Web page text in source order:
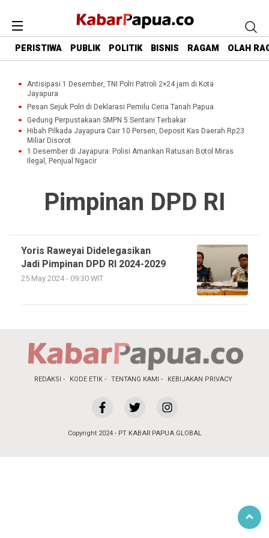
PERISTIWA PUBLIK POLITIK BISNIS RAGAM OLAH
Antisipasi 1 Desember, TNI Polri Patroli 2×24 jam di Kota
Jayapura
Pesan Sejuk Polri di Deklarasi Pemilu Ceria Tanah Papua
Gedung Perpustakaan SMPN 5 Sentani Terbakar
Hibah Pilkada Jayapura Cair 10 Persen, Deposit Kas Daerah Rp23
Miliar Disorot
1 Desember di Jayapura: Polisi Amankan Ratusan Botol Miras
Ilegal, Penjual Ngacir
Pimpinan DPD RI
Yoris Raweyai Didelegasikan
Jadi Pimpinan DPD RI 2024-2029
25 May 2024 - 09:30 WIT
REDAKSI KODE ETIK TENTANG KAMI KEBIJAKAN PRIVACY
Copyright 2024 - PT KABAR PAPUA GLOBAL